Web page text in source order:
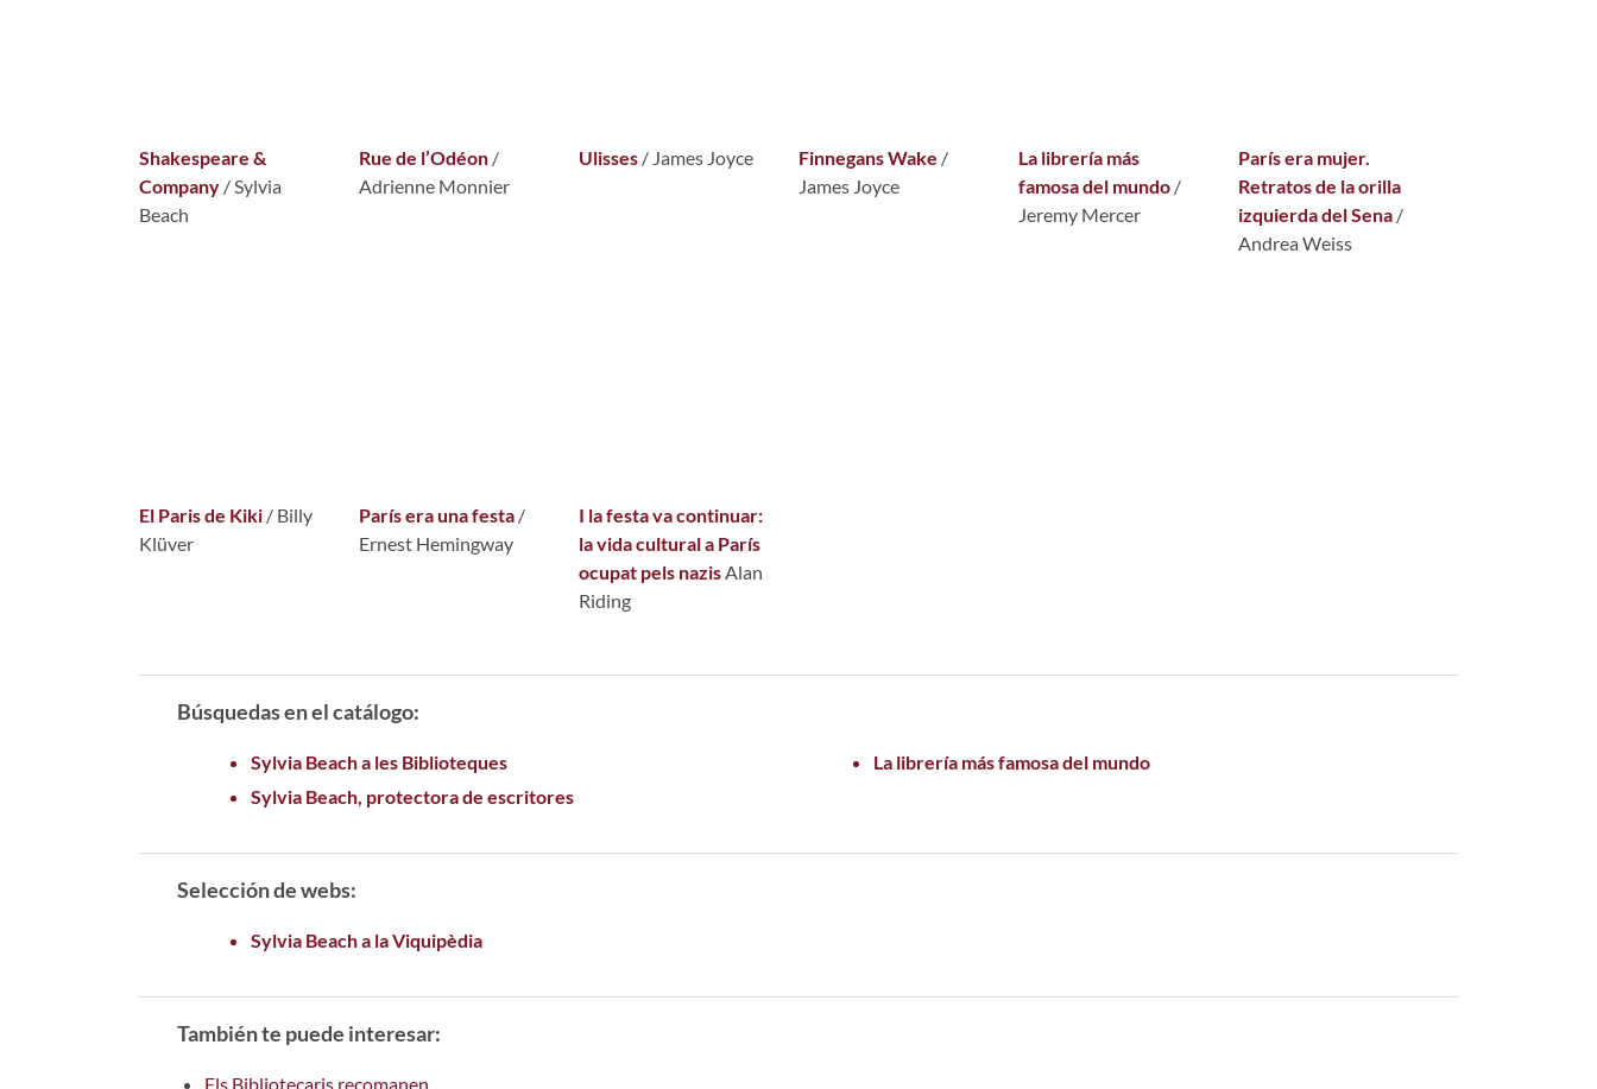
Shakespeare &
Company / Sylvia
Beach
Rue de l’Odéon /
Adrienne Monnier
Ulisses / James Joyce Finnegans Wake /
James Joyce
La librería más
famosa del mundo /
Jeremy Mercer
París era mujer.
Retratos de la orilla
izquierda del Sena /
Andrea Weiss
El Paris de Kiki / Billy
Klüver
París era una festa /
Ernest Hemingway
I la festa va continuar:
la vida cultural a París
ocupat pels nazisAlan
Riding
Búsquedas en el catálogo:
Sylvia Beach a les Biblioteques
La librería más famosa del mundo
Sylvia Beach, protectora de escritores
Selección de webs:
Sylvia Beach a la Viquipèdia
También te puede interesar:
Els Bibliotecaris recomanen